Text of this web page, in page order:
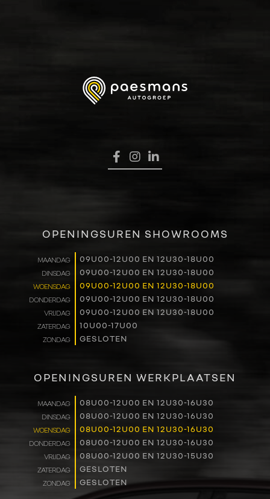
OPENINGSUREN SHOWROOMS
MAANDAG 09U00-12U00 EN 12U30-18U00
DINSDAG 09U00-12U00 EN 12U30-18U00
WOENSDAG 09U00-12U00 EN 12U30-18U00
DONDERDAG 09U00-12U00 EN 12U30-18U00
VRIJDAG 09U00-12U00 EN 12U30-18U00
ZATERDAG 10U00-17U00
ZONDAG GESLOTEN
OPENINGSUREN WERKPLAATSEN
MAANDAG 08U00-12U00 EN 12U30-16U30
DINSDAG 08U00-12U00 EN 12U30-16U30
WOENSDAG 08U00-12U00 EN 12U30-16U30
DONDERDAG 08U00-12U00 EN 12U30-16U30
VRIJDAG 08U00-12U00 EN 12U30-15U30
ZATERDAG GESLOTEN
ZONDAG GESLOTEN